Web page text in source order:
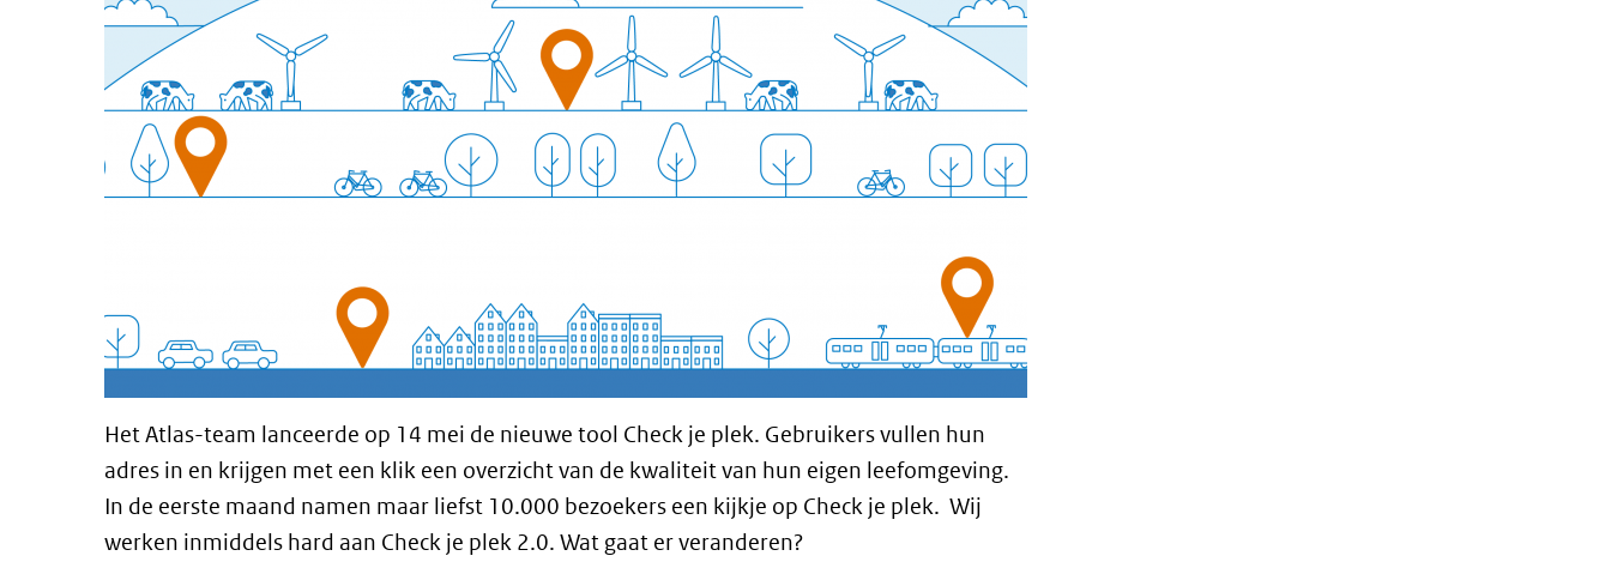
Het Atlas-team lanceerde op 14 mei de nieuwe tool Check je plek. Gebruikers vullen hun
adres in en krijgen met een klik een overzicht van de kwaliteit van hun eigen leefomgeving.
In de eerste maand namen maar liefst 10.000 bezoekers een kijkje op Check je plek. Wij
werken inmiddels hard aan Check je plek 2.0. Wat gaat er veranderen?